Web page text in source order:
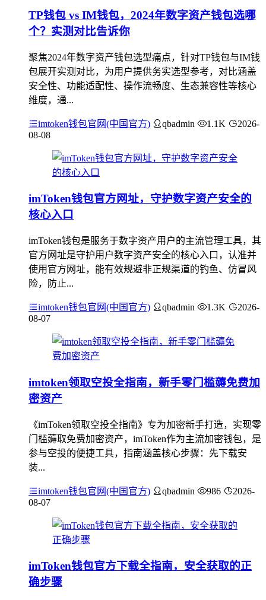
TP钱包 vs IM钱包，2024年数字资产钱包选哪
个？实测对比告诉你
聚焦2024年数字资产钱包选型痛点，针对TP钱包与IM钱
包展开实测对比，为用户提供务实选型参考，对比涵盖
安全性、功能适配性、操作流畅度、生态兼容性等核心
维度，通...
imtoken钱包官网(中国官方) qbadmin 1.1K
2026-
08-08
imToken钱包官方网址，守护数字资产安全的
核心入口
imToken钱包是服务于数字资产用户的主流管理工具，其
官方网址是守护用户数字资产安全的核心入口，认准并
使用官方网址，能有效规避非正规渠道的钓鱼、仿冒风
险，防止...
imtoken钱包官网(中国官方) qbadmin 1.3K
2026-
08-07
imtoken领取空投全指南，新手零门槛薅免费加
密资产
《imToken领取空投全指南》专为加密新手打造，实现零
门槛薅取免费加密资产，imToken作为主流加密钱包，是
参与空投的便捷工具，指南涵盖核心步骤：先下载安
装...
imtoken钱包官网(中国官方) qbadmin 986
2026-
08-07
imToken钱包官方下载全指南，安全获取的正
确步骤